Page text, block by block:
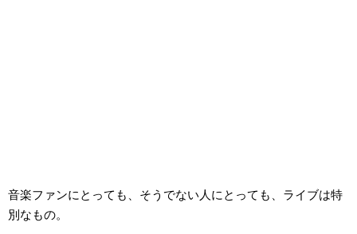
音楽ファンにとっても、そうでない人にとっても、ライブは特
別なもの。